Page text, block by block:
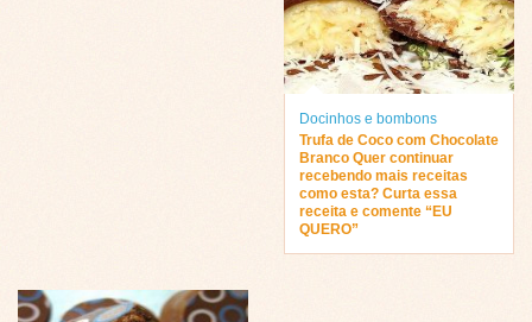
Docinhos e bombons
Trufa de Coco com Chocolate
Branco Quer continuar
recebendo mais receitas
como esta? Curta essa
receita e comente “EU
QUERO”